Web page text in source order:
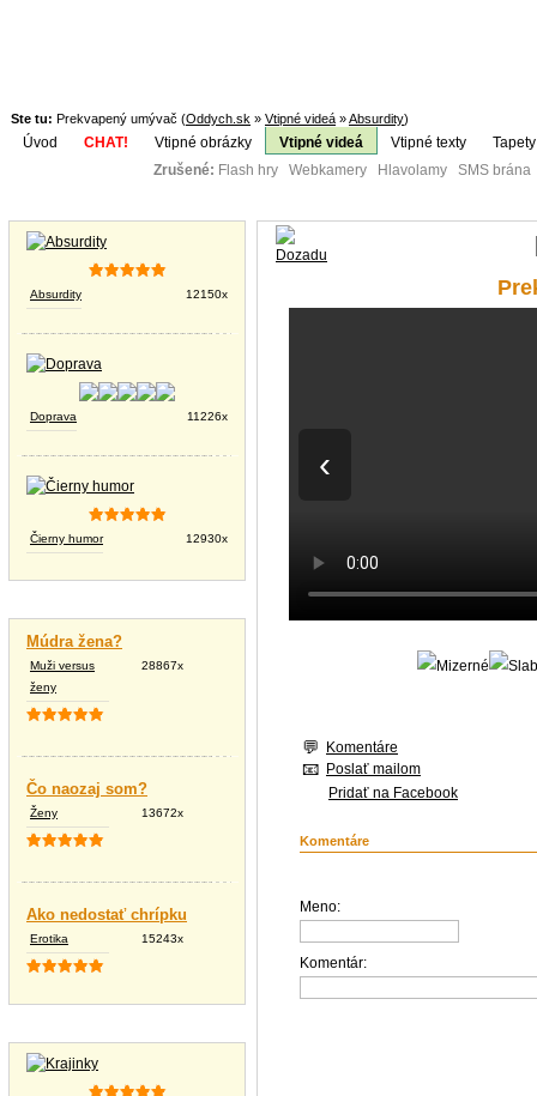
Ste tu: Prekvapený umývač (Oddych.sk » Vtipné videá »Absurdity)
Úvod CHAT! Vtipné obrázky Vtipné videá Vtipné texty
Zrušené: Flash hry Webkamery Hlavolamy SMS
Absurdity 12150x
Doprava 11226x
Čierny humor 12930x
Múdra žena?
Muži versus
ženy
28867x
Čo naozaj som?
Ženy 13672x
Ako nedostať chrípku
Erotika 15243x
‹
Komentáre
Poslať mailom
Pridať na Facebook
Komentáre
Meno:
Komentár: